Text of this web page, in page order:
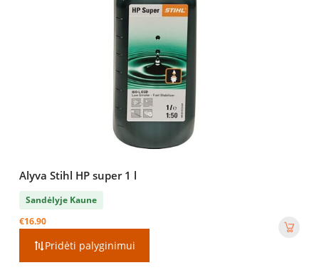
Alyva Stihl HP super 1 l
Sandėlyje Kaune
€16.90
Pridėti palyginimui